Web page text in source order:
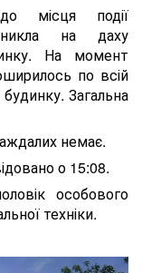
місця події
на даху
На момент
по всій
Загальна
немає.
о 15:08.
особового
техніки.